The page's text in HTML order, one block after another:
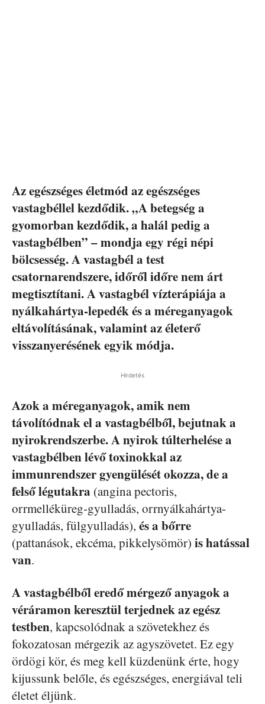
Az egészséges életmód az egészséges
vastagbéllel kezdődik. „A betegség a
gyomorban kezdődik, a halál pedig a
vastagbélben” – mondja egy régi népi
bölcsesség. A vastagbél a test
csatornarendszere, időről időre nem árt
megtisztítani. A vastagbél vízterápiája a
nyálkahártya-lepedék és a méreganyagok
eltávolításának, valamint az életerő
visszanyerésének egyik módja.
Hirdetés
Azok a méreganyagok, amik nem
távolítódnak el a vastagbélből, bejutnak a
nyirokrendszerbe.A nyirok túlterhelése a
vastagbélben lévő toxinokkal az
immunrendszer gyengülését okozza, de a
felső légutakra (angina pectoris,
orrmelléküreg-gyulladás, orrnyálkahártya-
gyulladás, fülgyulladás), és a bőrre
(pattanások, ekcéma, pikkelysömör) is hatással
van.
A vastagbélből eredő mérgező anyagok a
véráramon keresztül terjednek az egész
testben, kapcsolódnak a szövetekhez és
fokozatosan mérgezik az agyszövetet. Ez egy
ördögi kör, és meg kell küzdenünk érte, hogy
kijussunk belőle, és egészséges, energiával teli
életet éljünk.